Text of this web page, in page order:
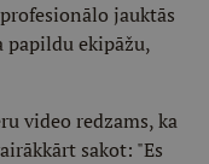
jauktās
papildu ekipāžu,
video redzams, ka
sakot: "Es